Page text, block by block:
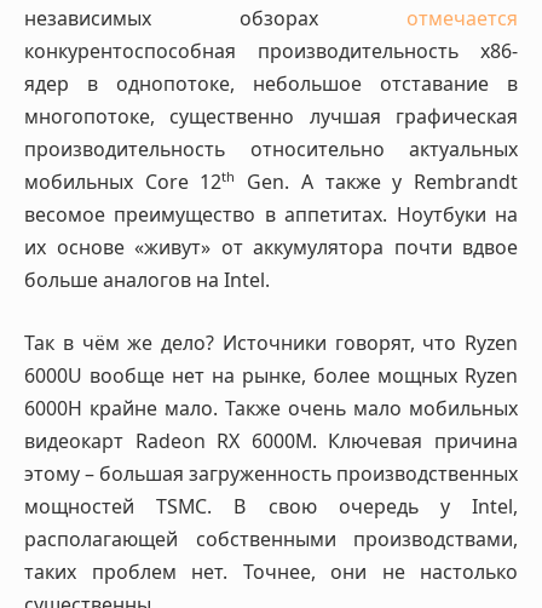
независимых обзорах отмечается
конкурентоспособная производительность x86-
ядер в однопотоке, небольшое отставание в
многопотоке, существенно лучшая графическая
производительность относительно актуальных
мобильных Core 12th
Gen. А также у Rembrandt
весомое преимущество в аппетитах. Ноутбуки на
их основе «живут» от аккумулятора почти вдвое
больше аналогов на Intel.
Так в чём же дело? Источники говорят, что Ryzen
6000U вообще нет на рынке, более мощных Ryzen
6000H крайне мало. Также очень мало мобильных
видеокарт Radeon RX 6000M. Ключевая причина
этому – большая загруженность производственных
мощностей TSMC. В свою очередь у Intel,
располагающей собственными производствами,
таких проблем нет. Точнее, они не настолько